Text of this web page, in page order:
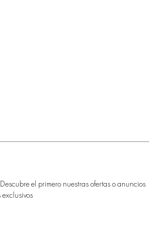
el primero nuestras ofertas o anuncios